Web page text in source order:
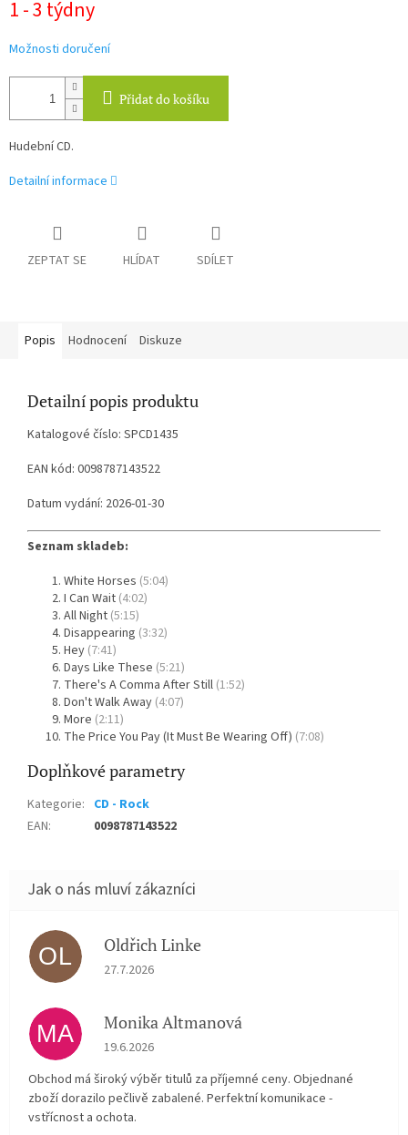
cena:
1 - 3 týdny
Možnosti doručení
Přidat do košíku
Hudební CD.
Detailní informace
ZEPTAT SE HLÍDAT SDÍLET
Popis Hodnocení Diskuze
Detailní popis produktu
Katalogové číslo: SPCD1435
EAN kód: 0098787143522
Datum vydání: 2026-01-30
Seznam skladeb:
White Horses (5:04)
I Can Wait (4:02)
All Night (5:15)
Disappearing (3:32)
Hey (7:41)
Days Like These (5:21)
There's A Comma After Still (1:52)
Don't Walk Away (4:07)
More (2:11)
The Price You Pay (It Must Be Wearing Off) (7:08)
Doplňkové parametry
Kategorie: CD - Rock
EAN: 0098787143522
OL Oldřich Linke
Hodnocení obchodu je 5 z 5 hvězdiček.
27.7.2026
MA Monika Altmanová
Hodnocení obchodu je 5 z 5 hvězdiček.
19.6.2026
Obchod má široký výběr titulů za příjemné ceny. Objednané
zboží dorazilo pečlivě zabalené. Perfektní komunikace -
vstřícnost a ochota.